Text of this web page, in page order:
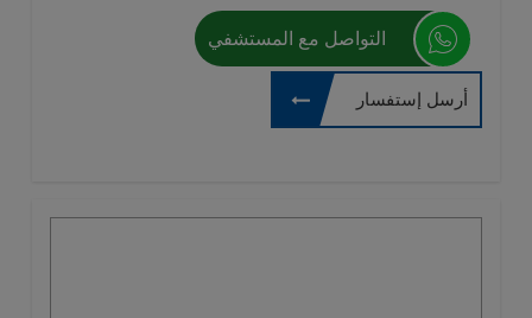
التواصل مع المستشفي
أرسل إستفسار